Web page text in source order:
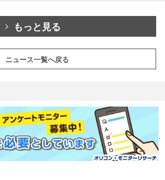
もっと見る
ニュース一覧へ戻る